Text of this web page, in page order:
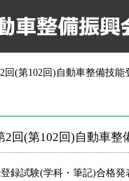
回(第102回)自動車整備技
2回(第102回)自動車
録試験(学科・筆記)合格